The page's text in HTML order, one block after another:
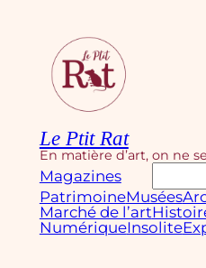
contenu
Le Ptit Rat
En matière d’art, on ne
Magazines
PatrimoineMusées
Marché de l’art
NumériqueInsolite